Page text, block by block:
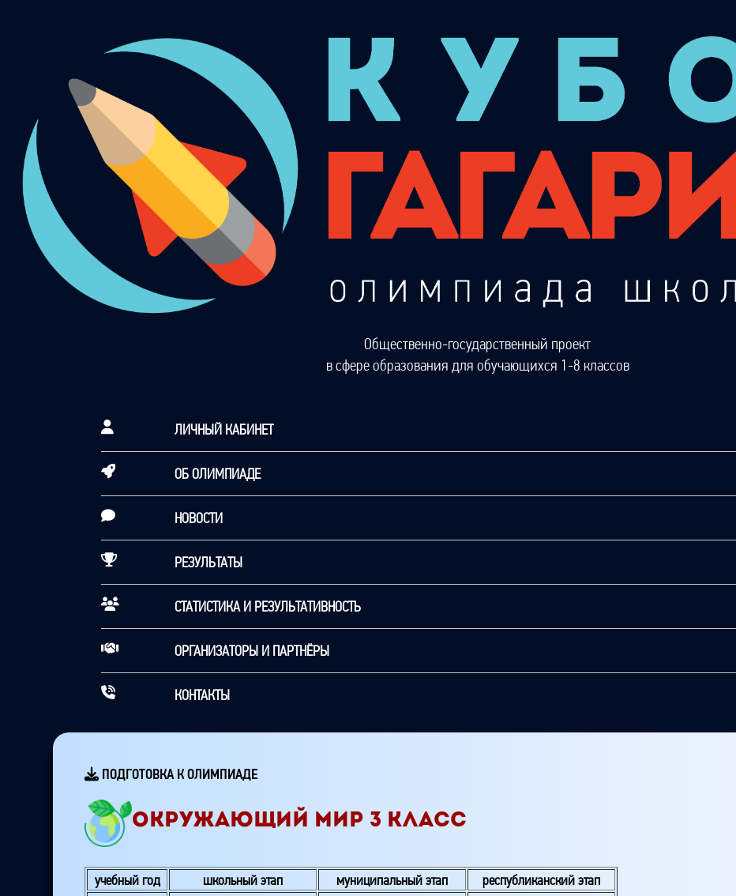
Общественно-государственный проект
в сфере образования для обучающихся 1-8 классов
ЛИЧНЫЙ КАБИНЕТ
ОБ ОЛИМПИАДЕ
НОВОСТИ
РЕЗУЛЬТАТЫ
СТАТИСТИКА И РЕЗУЛЬТАТИВНОСТЬ
ОРГАНИЗАТОРЫ И ПАРТНЁРЫ
КОНТАКТЫ
ПОДГОТОВКА К ОЛИМПИАДЕ
ОКРУЖАЮЩИЙ МИР 3 КЛАСС
учебный год школьный этап муниципальный этап республиканский этап